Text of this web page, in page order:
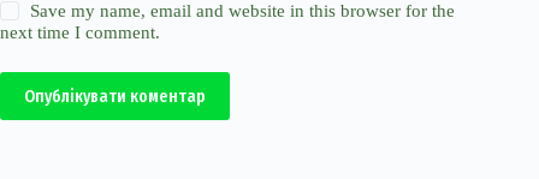
Save my name, email and website in this browser for the
next time I comment.
Опублікувати коментар